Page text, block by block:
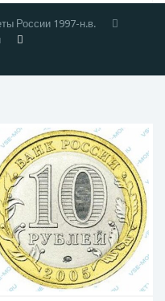
России 1997-н.в.